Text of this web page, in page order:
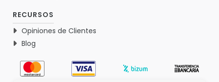
RECURSOS
Opiniones de Clientes
Blog